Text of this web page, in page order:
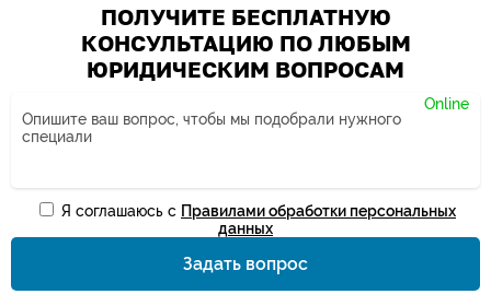
ПОЛУЧИТЕ БЕСПЛАТНУЮ
КОНСУЛЬТАЦИЮ ПО ЛЮБЫМ
ЮРИДИЧЕСКИМ ВОПРОСАМ
Номер телефона*
Я соглашаюсь с Правилами обработки персональных
данных
Задать вопрос